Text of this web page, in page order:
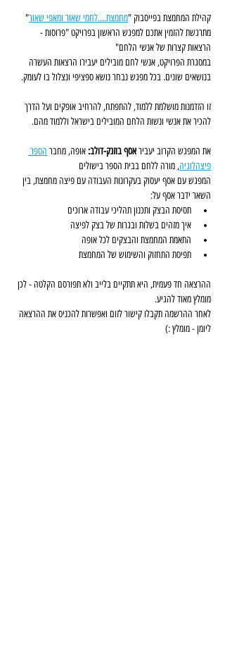
קהילת המחמצת בפייסבוק "מחמצת....לחמי שאור ומאפי שאור"
מתרגשת להזמין אתכם למפגש הראשון בפרויקט "פרוסות -
הרצאות קצרות של אנשי הלחם"
במסגרת הפרויקט, אנשי לחם מובילים יעבירו הרצאות העשרה
בנושאים שונים. בכל מפגש נבחר נושא ספציפי ונצלול בו לעומק.
זו הזדמנות מושלמת ללמוד, להתפתח, להרחיב אופקים ועל הדרך
להכיר את אנשי ונשות הלחם המובילים בישראל וללמוד מהם.
את המפגש הקרוב יעביר אסף בוזנק-דולב: אופה, מחבר הספר
פיצהלוגיה, מורה ללחם בבית הספר בישולים
המפגש עם אסף יעסוק בעקרונות העבודה עם פיצה מחמצת, בין
השאר ידבר אסף על:
תסיסת הבצק ותכנון תהליכי עבודה ארוכים
איך מזהים בשלות ובגרות של בצק לפיצה
⁠התאמת המחמצת והבצקים לכל אופה
⁠תפיסת התחזוק והשימוש של המחמצת
ההרצאה חד פעמית, היא תתקיים בלייב ולא תפורסם הקלטה - לכן
מומלץ מאוד להגיע.
לאחר ההרשמה תקבלו קישור לזום ואפשרות להכניס את ההרצאה
ליומן - מומלץ :)